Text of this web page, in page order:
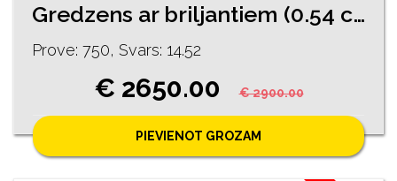
Gredzens ar briljantiem (0.54 ct), safīriem (0.47 ct) 17080-1151
Prove: 750, Svars: 14.52
€ 2650.00€ 2900.00
PIEVIENOT GROZAM